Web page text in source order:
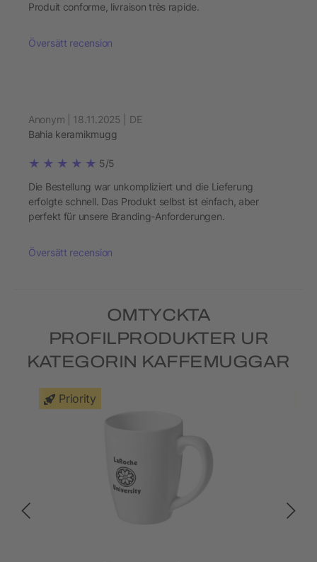
Produit conforme, livraison très rapide.
Översätt recension
Anonym | 18.11.2025 | DE
Bahia keramikmugg
5/5
Die Bestellung war unkompliziert und die Lieferung
erfolgte schnell. Das Produkt selbst ist einfach, aber
perfekt für unsere Branding-Anforderungen.
Översätt recension
OMTYCKTA
PROFILPRODUKTER UR
KATEGORIN KAFFEMUGGAR
Priority